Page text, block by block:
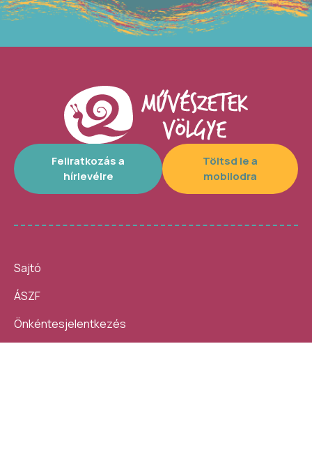
Feliratkozás a
hírlevélre
Töltsd le a
mobilodra
Sajtó
ÁSZF
Önkéntesjelentkezés